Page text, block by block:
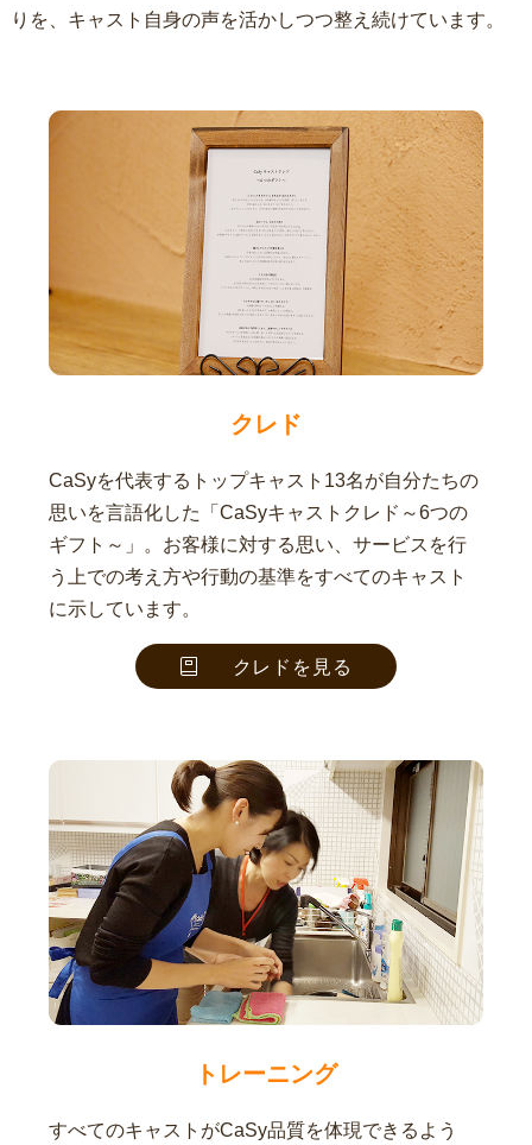
りを、キャスト自身の声を活かしつつ整え続けています。
クレド
CaSyを代表するトップキャスト13名が自分たちの
思いを言語化した「CaSyキャストクレド～6つの
ギフト～」。お客様に対する思い、サービスを行
う上での考え方や行動の基準をすべてのキャスト
に示しています。
クレドを見る
トレーニング
すべてのキャストがCaSy品質を体現できるよう